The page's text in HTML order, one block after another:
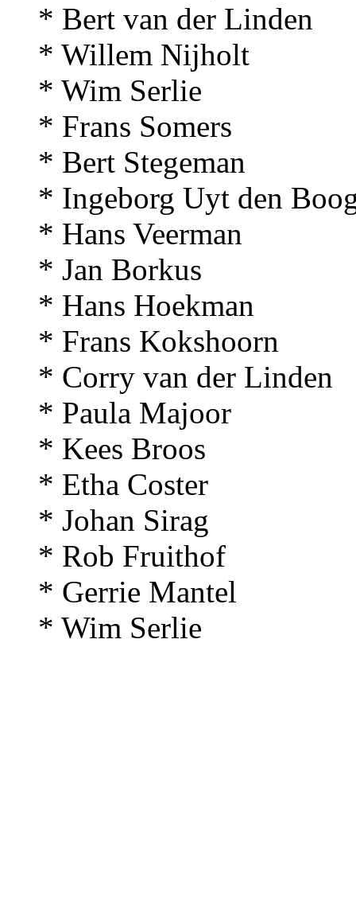
* Bert van der Linden
* Willem Nijholt
* Wim Serlie
* Frans Somers
* Bert Stegeman
* Ingeborg Uyt den
* Hans Veerman
* Jan Borkus
* Hans Hoekman
* Frans Kokshoorn
* Corry van der Linden
* Paula Majoor
* Kees Broos
* Etha Coster
* Johan Sirag
* Rob Fruithof
* Gerrie Mantel
* Wim Serlie